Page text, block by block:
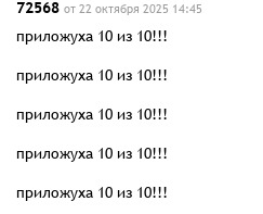
72568 от 22 октября 2025 14:45
приложуха 10 из 10!!!
приложуха 10 из 10!!!
приложуха 10 из 10!!!
приложуха 10 из 10!!!
приложуха 10 из 10!!!